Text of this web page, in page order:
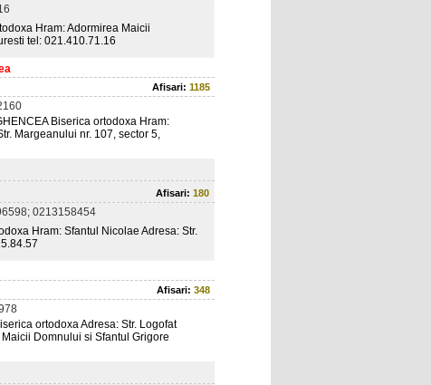
Hram: Adormirea Maicii
tel: 021.410.71.16
Afisari: 1185
Biserica ortodoxa Hram:
Margeanului nr. 107, sector 5,
Afisari: 180
0213158454
Hram: Sfantul Nicolae Adresa: Str.
Afisari: 348
ortodoxa Adresa: Str. Logofat
Domnului si Sfantul Grigore